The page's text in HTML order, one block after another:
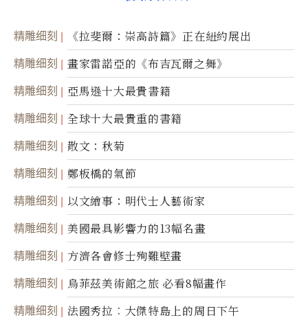
精雕细刻 《拉斐爾：崇高詩篇》正在紐約展出
精雕细刻 畫家雷諾亞的《布吉瓦爾之舞》
精雕细刻 亞馬遜十大最貴書籍
精雕细刻 全球十大最貴重的書籍
精雕细刻 散文：秋菊
精雕细刻 鄭板橋的氣節
精雕细刻 以文繪事：明代士人藝術家
精雕细刻 美國最具影響力的13幅名畫
精雕细刻 方濟各會修士殉難壁畫
精雕细刻 烏菲茲美術館之旅 必看8幅畫作
精雕细刻 法國秀拉︰大傑特島上的周日下午